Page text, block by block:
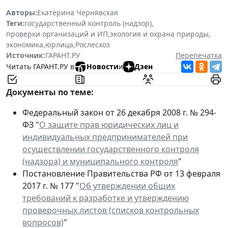
Авторы:Екатерина Чернявская
Теги:государственный контроль (надзор),
проверки организаций и ИП,экология и охрана природы,
экономика,юрлица,Рослесхоз
Источник:ГАРАНТ.РУ
Перепечатка
Читать ГАРАНТ.РУ в
Новостии Дзен
Документы по теме:
Федеральный закон от 26 декабря 2008 г. № 294-
ФЗ "О защите прав юридических лиц и
индивидуальных предпринимателей при
осуществлении государственного контроля
(надзора) и муниципального контроля"
Постановление Правительства РФ от 13 февраля
2017 г. № 177 "Об утверждении общих
требований к разработке и утверждению
проверочных листов (списков контрольных
вопросов)"